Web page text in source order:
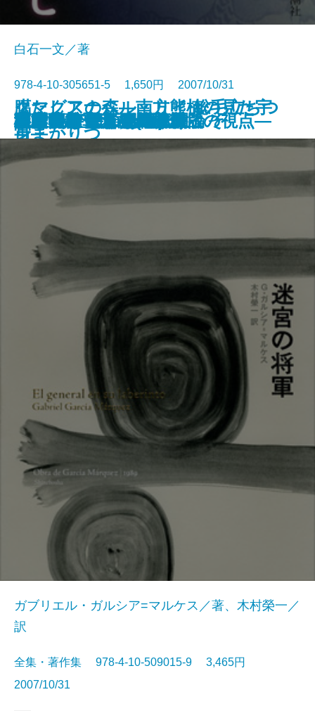
豆腐百珍
土曜日
インテリジェンス人間論
21世紀を憂える戯曲集
泣き虫ハァちゃん
ゴールデンスランバー
星新一 空想工房へようこそ
クマグスの森―南方熊楠の見た宇
宙―
臈たしアナベル・リイ 総毛立ちつ
身まかりつ
心に龍をちりばめて
白石一文／著
978-4-10-305651-5 1,650円 2007/10/31
書籍
迷宮の将軍
ガブリエル・ガルシア=マルケス／著、木村榮一／
訳
全集・著作集 978-4-10-509015-9 3,465円
2007/10/31
また会う日まで(上)
また会う日まで(下)
道
ロックフェラー回顧録
洲之内徹 絵のある一生
家族狩り オリジナル版
南方熊楠 菌類図譜
日本のオーラ―天国からの視点―
警官の血 上